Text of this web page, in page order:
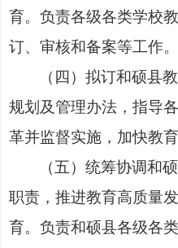
育。负责各级各类学校
订、审核和备案等工作。
（四）拟订和硕县
规划及管理办法，指导
革并监督实施，加快教
（五）统筹协调和
职责，推进教育高质量
育。负责和硕县各级各